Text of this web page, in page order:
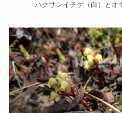
ハクサンイチゲ（白）とオ